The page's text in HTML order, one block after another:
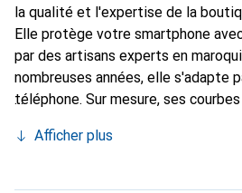
la qualité et l'expertise de la
Elle protège votre smartphone
par des artisans experts en
nombreuses années, elle s'adapte
téléphone. Sur mesure, ses
chic et essentiel pour votre
marque Noreve est un choix sûr
Afficher plus